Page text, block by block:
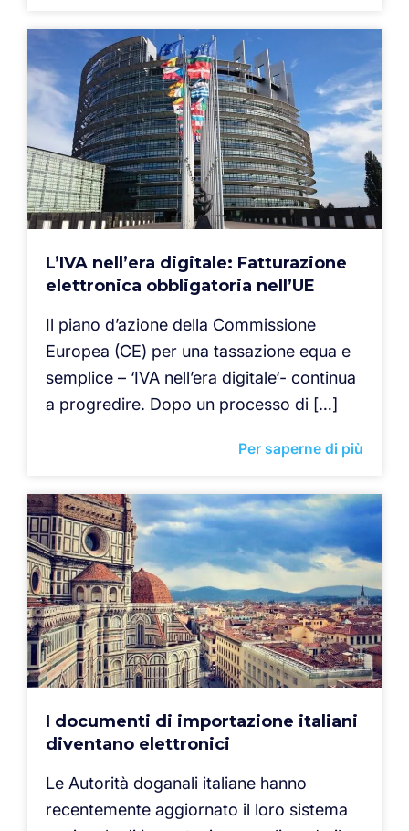
L’IVA nell’era digitale: Fatturazione
elettronica obbligatoria nell’UE
Il piano d’azione della Commissione
Europea (CE) per una tassazione equa e
semplice – ‘IVA nell’era digitale‘- continua
a progredire. Dopo un processo di […]
Per saperne di più
I documenti di importazione italiani
diventano elettronici
Le Autorità doganali italiane hanno
recentemente aggiornato il loro sistema